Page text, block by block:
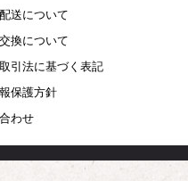
送について
換について
引法に基づく表記
保護方針
わせ